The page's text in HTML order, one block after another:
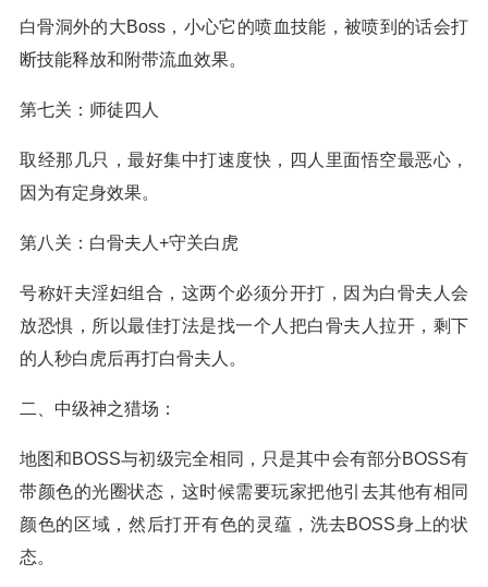
白骨洞外的大Boss，小心它的喷血技能，被喷到的话会打
断技能释放和附带流血效果。
第七关：师徒四人
取经那几只，最好集中打速度快，四人里面悟空最恶心，
因为有定身效果。
第八关：白骨夫人+守关白虎
号称奸夫淫妇组合，这两个必须分开打，因为白骨夫人会
放恐惧，所以最佳打法是找一个人把白骨夫人拉开，剩下
的人秒白虎后再打白骨夫人。
二、中级神之猎场：
地图和BOSS与初级完全相同，只是其中会有部分BOSS有
带颜色的光圈状态，这时候需要玩家把他引去其他有相同
颜色的区域，然后打开有色的灵蕴，洗去BOSS身上的状
态。